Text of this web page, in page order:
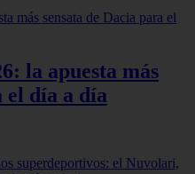
la apuesta más
el día a día